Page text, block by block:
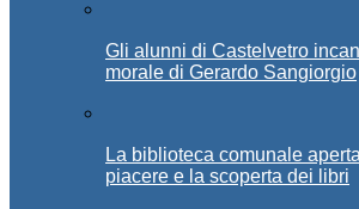
Gli alunni di Castelvetro
morale di Gerardo Sangiorgio
La biblioteca comunale
piacere e la scoperta dei libri